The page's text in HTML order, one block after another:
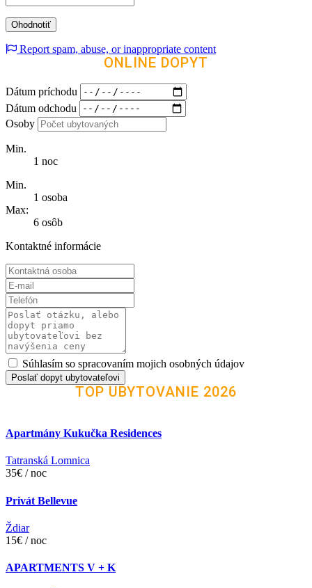
Report spam, abuse, or inappropriate content
ONLINE DOPYT
Dátum príchodu
Dátum odchodu
Osoby
Min.
1 noc
Min.
1 osoba
Max:
6 osôb
Kontaktné informácie
Súhlasím so spracovaním mojich osobných údajov
Poslať dopyt ubytovateľovi
TOP UBYTOVANIE 2026
Apartmány Kukučka Residences
Tatranská Lomnica
35€ / noc
Privát Bellevue
Ždiar
15€ / noc
APARTMENTS V + K